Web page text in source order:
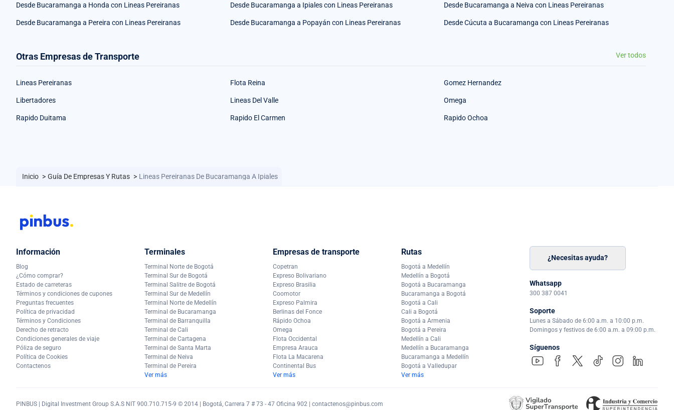
Desde Bucaramanga a Honda con Lineas Pereiranas Desde Bucaramanga a Ipiales con Lineas Pereiranas Desde Bucaramanga a Neiva con Lineas Pereiranas
Desde Bucaramanga a Pereira con Lineas Pereiranas Desde Bucaramanga a Popayán con Lineas Pereiranas Desde Cúcuta a Bucaramanga con Lineas Pereiranas
Otras Empresas de Transporte Ver todos
Lineas Pereiranas Flota Reina Gomez Hernandez
Libertadores Lineas Del Valle Omega
Rapido Duitama Rapido El Carmen Rapido Ochoa
Inicio > Guía De Empresas Y Rutas > Lineas Pereiranas De Bucaramanga A Ipiales
Información
Blog
¿Cómo comprar?
Estado de carreteras
Términos y condiciones de cupones
Preguntas frecuentes
Política de privacidad
Términos y Condiciones
Derecho de retracto
Condiciones generales de viaje
Póliza de seguro
Política de Cookies
Contactenos
Terminales
Terminal Norte de Bogotá
Terminal Sur de Bogotá
Terminal Salitre de Bogotá
Terminal Sur de Medellín
Terminal Norte de Medellín
Terminal de Bucaramanga
Terminal de Barranquilla
Terminal de Cali
Terminal de Cartagena
Terminal de Santa Marta
Terminal de Neiva
Terminal de Pereira
Ver más
Empresas de transporte
Copetran
Expreso Bolivariano
Expreso Brasilia
Coomotor
Expreso Palmira
Berlinas del Fonce
Rápido Ochoa
Omega
Flota Occidental
Empresa Arauca
Flota La Macarena
Continental Bus
Ver más
Rutas
Bogotá a Medellín
Medellín a Bogotá
Bogotá a Bucaramanga
Bucaramanga a Bogotá
Bogotá a Cali
Cali a Bogotá
Bogotá a Armenia
Bogotá a Pereira
Medellín a Cali
Medellín a Bucaramanga
Bucaramanga a Medellín
Bogotá a Valledupar
Ver más
¿Necesitas ayuda?
Whatsapp
300 387 0041
Soporte
Lunes a Sábado de 6:00 a.m. a 10:00 p.m.
Domingos y festivos de 6:00 a.m. a 09:00 p.m.
Síguenos
PINBUS | Digital Investment Group S.A.S NIT 900.710.715-9 © 2014 | Bogotá, Carrera 7 # 73 - 47 Oficina 902 | contactenos@pinbus.com